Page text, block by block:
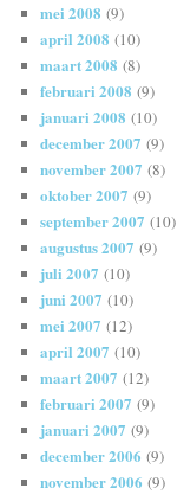
mei 2008 (9)
april 2008 (10)
maart 2008 (8)
februari 2008 (9)
januari 2008 (10)
december 2007 (9)
november 2007 (8)
oktober 2007 (9)
september 2007 (10)
augustus 2007 (9)
juli 2007 (10)
juni 2007 (10)
mei 2007 (12)
april 2007 (10)
maart 2007 (12)
februari 2007 (9)
januari 2007 (9)
december 2006 (9)
november 2006 (9)